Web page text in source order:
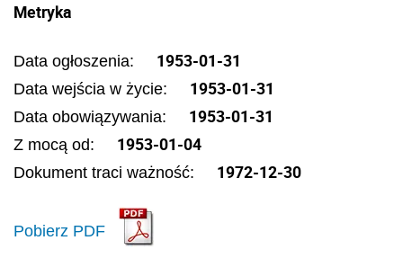
Metryka
Data ogłoszenia: 1953-01-31
Data wejścia w życie: 1953-01-31
Data obowiązywania: 1953-01-31
Z mocą od: 1953-01-04
Dokument traci ważność: 1972-12-30
Pobierz PDF